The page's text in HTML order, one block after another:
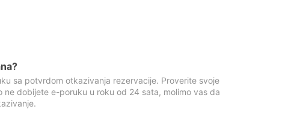
sa potvrdom otkazivanja rezervacije. Proverite svoje
dobijete e-poruku u roku od 24 sata, molimo vas da